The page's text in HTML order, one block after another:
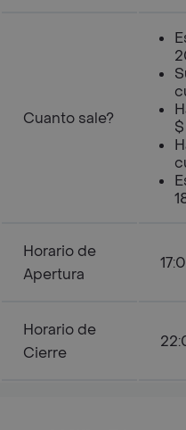
Cuanto sale?
Horario de
Apertura
Horario de
Cierre